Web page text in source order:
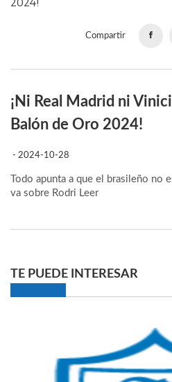
Compartir
¡Ni Real Madrid ni
Balón de Oro 2024!
- 2024-10-28
Todo apunta a que el brasileño no
va sobre Rodri Leer
TE PUEDE INTERESAR